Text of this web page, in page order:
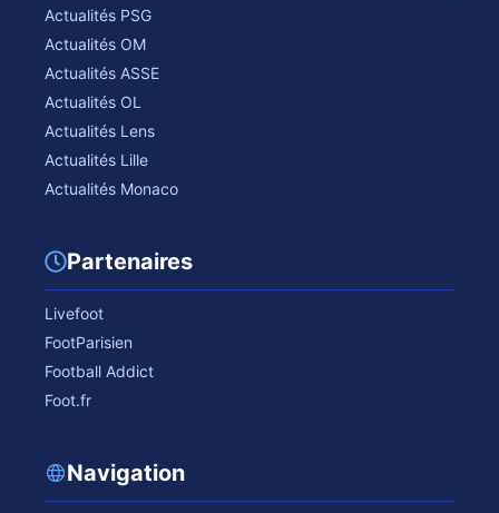
Actualités PSG
Actualités OM
Actualités ASSE
Actualités OL
Actualités Lens
Actualités Lille
Actualités Monaco
Partenaires
Livefoot
FootParisien
Football Addict
Foot.fr
Navigation